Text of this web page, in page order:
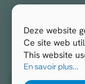
Deze website
Ce site web
This website
En savoir plus...
Inschrijven
Hospitals.be 2026
Website